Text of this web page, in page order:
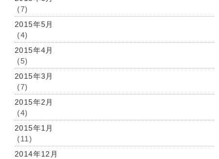
(7)
2015年5月
(4)
2015年4月
(5)
2015年3月
(7)
2015年2月
(4)
2015年1月
(11)
2014年12月